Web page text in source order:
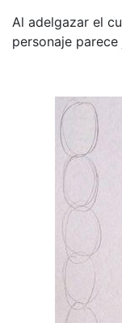
Al adelgazar el
personaje